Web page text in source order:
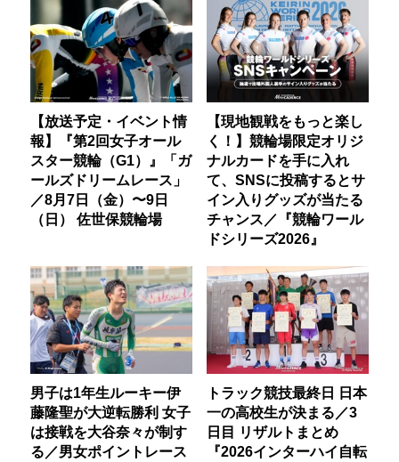
【放送予定・イベント情
報】『第2回女子オール
スター競輪（G1）』「ガ
ールズドリームレース」
／8月7日（金）〜9日
（日） 佐世保競輪場
【現地観戦をもっと楽し
く！】競輪場限定オリジ
ナルカードを手に入れ
て、SNSに投稿するとサ
イン入りグッズが当たる
チャンス／『競輪ワール
ドシリーズ2026』
男子は1年生ルーキー伊
藤隆聖が大逆転勝利 女子
は接戦を大谷奈々が制す
る／男女ポイントレース
トラック競技最終日 日本
一の高校生が決まる／3
日目 リザルトまとめ
『2026インターハイ自転